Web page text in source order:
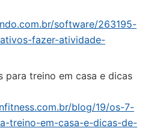
software/263195-
fazer-atividade-
para treino em casa e dicas
blog/19/os-7-
treino-em-casa-e-dicas-de-